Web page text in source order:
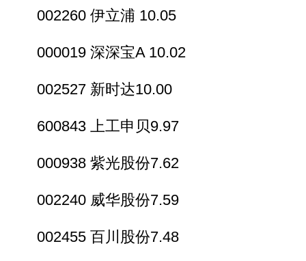
002260 伊立浦 10.05
000019 深深宝A 10.02
002527 新时达10.00
600843 上工申贝9.97
000938 紫光股份7.62
002240 威华股份7.59
002455 百川股份7.48